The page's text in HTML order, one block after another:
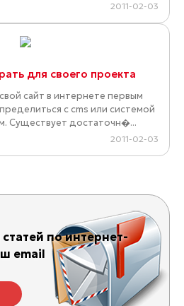
2011-02-03
для своего проекта
сайт в интернете первым
с cms или системой
Существует достаточн�...
2011-02-03
по интернет-
email